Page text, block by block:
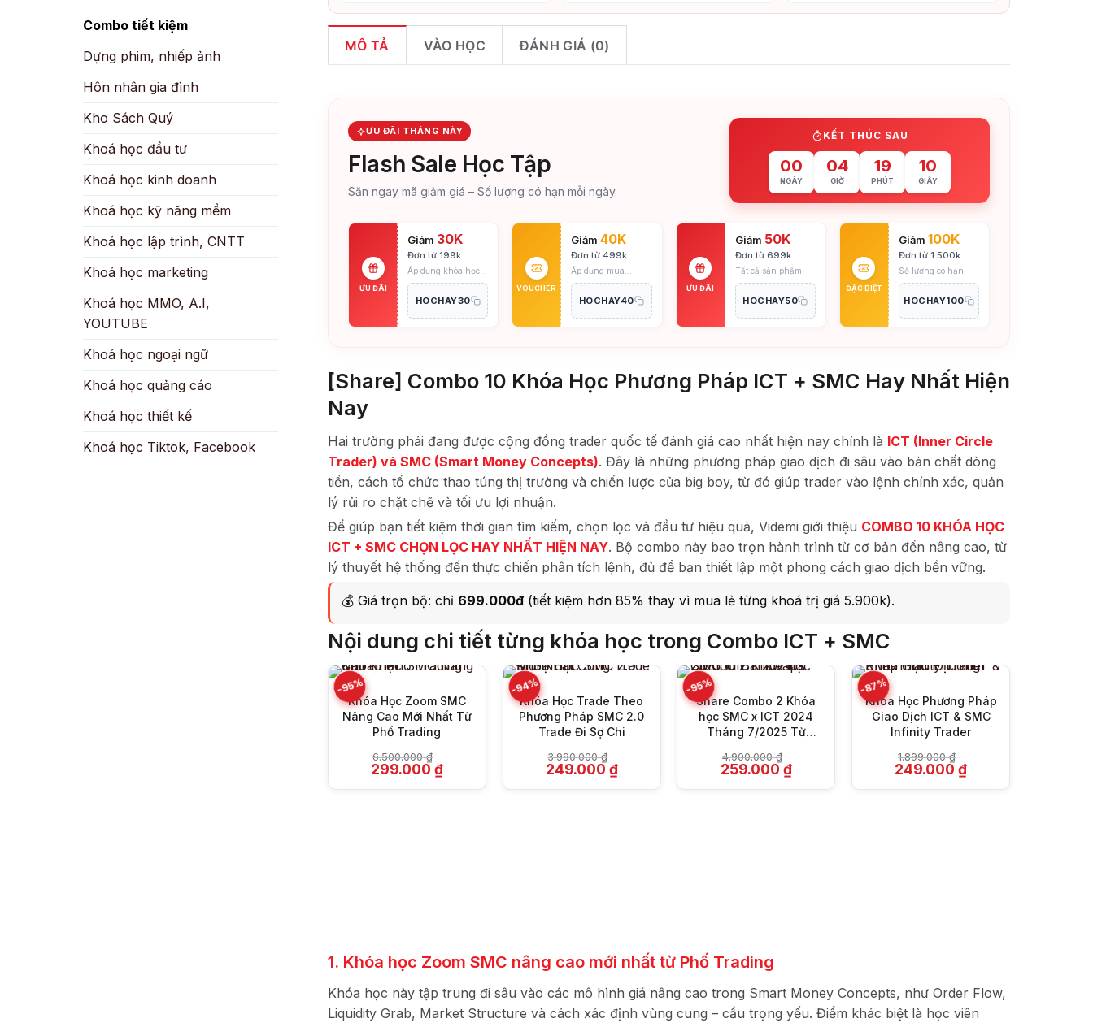
Combo tiết kiệm
Dựng phim, nhiếp ảnh
Hôn nhân gia đình
Kho Sách Quý
Khoá học đầu tư
Khoá học kinh doanh
Khoá học kỹ năng mềm
Khoá học lập trình, CNTT
Khoá học marketing
Khoá học MMO, A.I,
YOUTUBE
Khoá học ngoại ngữ
Khoá học quảng cáo
Khoá học thiết kế
Khoá học Tiktok, Facebook
MÔ TẢ VÀO HỌC ĐÁNH GIÁ (0)
ƯU ĐÃI THÁNG NÀY
Flash Sale Học Tập
Săn ngay mã giảm giá – Số lượng có hạn mỗi ngày.
KẾT THÚC SAU
00
NGÀY
04
GIỜ
19
PHÚT
08
GIÂY
ƯU ĐÃI
Giảm 30K
Đơn từ 199k
Áp dụng khóa học
lẻ.
HOCHAY30
VOUCHER
Giảm40K
Đơn từ 499k
Áp dụng mua
Combo.
HOCHAY40
ƯU ĐÃI
Giảm 50K
Đơn từ 699k
Tất cả sản phẩm.
HOCHAY50
ĐẶC BIỆT
Giảm 100K
Đơn từ 1.500k
Số lượng có hạn.
HOCHAY100
[Share] Combo 10 Khóa Học Phương Pháp ICT + SMC Hay Nhất Hiện
Nay
Hai trường phái đang được cộng đồng trader quốc tế đánh giá cao nhất hiện nay chính là ICT (Inner Circle
Trader) và SMC (Smart Money Concepts). Đây là những phương pháp giao dịch đi sâu vào bản chất dòng
tiền, cách tổ chức thao túng thị trường và chiến lược của big boy, từ đó giúp trader vào lệnh chính xác, quản
lý rủi ro chặt chẽ và tối ưu lợi nhuận.
Để giúp bạn tiết kiệm thời gian tìm kiếm, chọn lọc và đầu tư hiệu quả, Videmi giới thiệu COMBO 10 KHÓA HỌC
ICT + SMC CHỌN LỌC HAY NHẤT HIỆN NAY. Bộ combo này bao trọn hành trình từ cơ bản đến nâng cao, từ
lý thuyết hệ thống đến thực chiến phân tích lệnh, đủ để bạn thiết lập một phong cách giao dịch bền vững.
💰 Giá trọn bộ: chỉ 699.000đ (tiết kiệm hơn 85% thay vì mua lẻ từng khoá trị giá 5.900k).
Nội dung chi tiết từng khóa học trong Combo ICT + SMC
-95%
Khóa Học Zoom SMC
Nâng Cao Mới Nhất Từ
Phố Trading
6.500.000₫
Giá
gốc
299.000₫Giá
hiện
-94%
Khóa Học Trade Theo
Phương Pháp SMC 2.0
Trade Đi Sợ Chi
3.990.000₫
Giá
gốc
249.000₫Giá
hiện
-95%
Share Combo 2 Khóa
học SMC x ICT 2024
Tháng 7/2025 Từ
4.900.000₫
Giá
gốc
259.000₫Giá
hiện
-87%
Khóa Học Phương Pháp
Giao Dịch ICT & SMC
Infinity Trader
1.899.000₫
Giá
gốc
249.000₫Giá
1. Khóa học Zoom SMC nâng cao mới nhất từ Phố Trading
Khóa học này tập trung đi sâu vào các mô hình giá nâng cao trong Smart Money Concepts, như Order Flow,
Liquidity Grab, Market Structure và cách xác định vùng cung – cầu trọng yếu. Điểm khác biệt là học viên